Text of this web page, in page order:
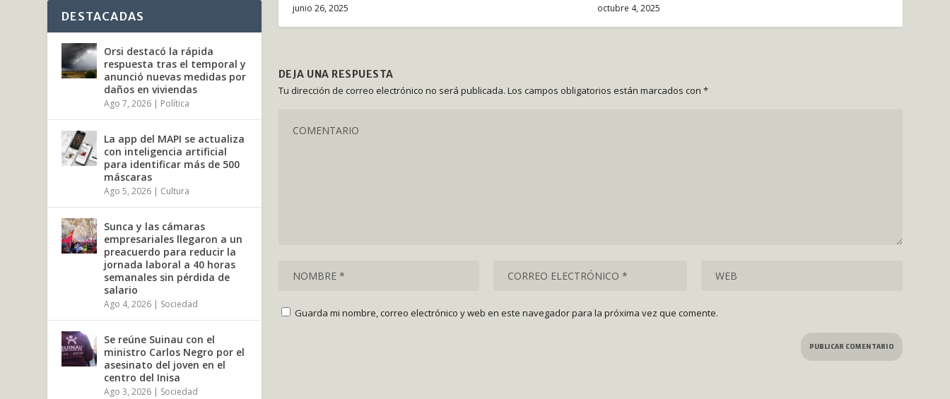
junio 26, 2025 octubre 4, 2025
DEJA UNA RESPUESTA
Tu dirección de correo electrónico no será publicada. Los campos obligatorios están marcados con *
Guarda mi nombre, correo electrónico y web en este navegador para la próxima vez que comente.
DESTACADAS
Orsi destacó la rápida
respuesta tras el temporal y
anunció nuevas medidas por
daños en viviendas
Ago 7, 2026 | Política
La app del MAPI se actualiza
con inteligencia artificial
para identificar más de 500
máscaras
Ago 5, 2026 | Cultura
Sunca y las cámaras
empresariales llegaron a un
preacuerdo para reducir la
jornada laboral a 40 horas
semanales sin pérdida de
salario
Ago 4, 2026 | Sociedad
Se reúne Suinau con el
ministro Carlos Negro por el
asesinato del joven en el
centro del Inisa
Ago 3, 2026 | Sociedad